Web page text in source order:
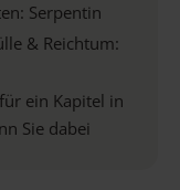
Serpentin
& Reichtum:
ein Kapitel in
Sie dabei